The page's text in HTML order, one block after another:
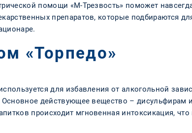
помощи «М-Трезвость» поможет
препаратов, которые подбираются
«Торпедо»
для избавления от алкогольной
действующее вещество – дисульфирам
происходит мгновенная интоксикация, что